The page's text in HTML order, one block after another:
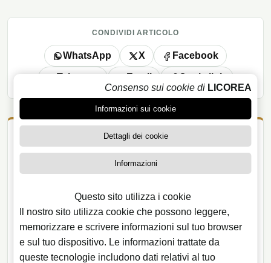
CONDIVIDI ARTICOLO
WhatsApp X Facebook
Telegram Email Copia link
Acquista ed esplora su Licorea
Selezione correlata al tema di questo articolo nel
negozio Licorea.
CATEGORIE DEL NEGOZIO
Consenso sui cookie di LICOREA
Informazioni sui cookie
Dettagli dei cookie
Informazioni
Questo sito utilizza i cookie
Il nostro sito utilizza cookie che possono leggere,
memorizzare e scrivere informazioni sul tuo browser
e sul tuo dispositivo. Le informazioni trattate da
queste tecnologie includono dati relativi al tuo